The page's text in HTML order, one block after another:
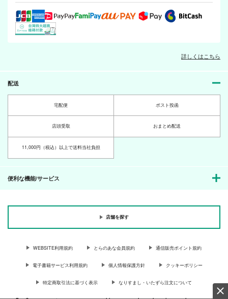
550
サンプル サンプル
ミスタースペシャルウ
サンプル
雪融けの余熱
柿初
フク丼屋
丸さん改
詳しくはこちら
配送
宅配便 ポスト投函
店頭受取 おまとめ配送
11,000円（税込）以上で送料当社負担
便利な機能/サービス
店舗を探す
WEBSITE利用規約 とらのあな会員規約 通信販売ポイント規約
電子書籍サービス利用規約 個人情報保護方針 クッキーポリシー
特定商取引法に基づく表示 なりすまし・いたずら注文について